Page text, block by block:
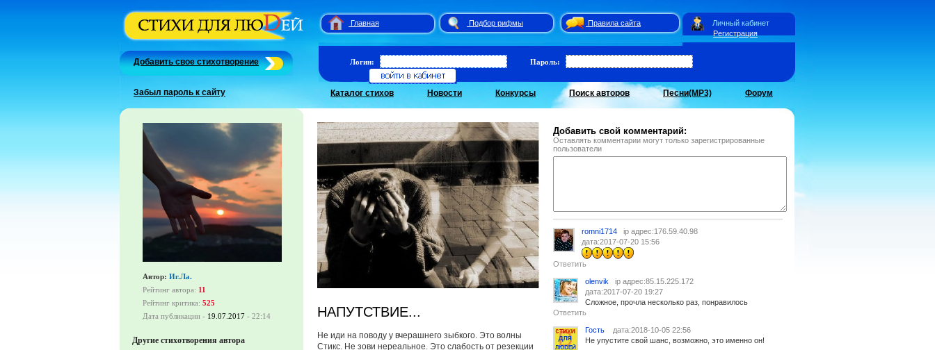
Главная Подбор рифмы
Правила сайта
Регистрация
Личный кабинет
Добавить свое стихотворение
Забыл пароль к сайту
Логин: Пароль:
Каталог стихов Новости Конкурсы Поиск авторов Песни(MP3) Форум
Автор: Иг.Ла.
Рейтинг автора: 11
Рейтинг критика: 525
Дата публикации - 19.07.2017 - 22:14
Другие стихотворения автора
НАПУТСТВИЕ...
Не иди на поводу у вчерашнего зыбкого. Это волны
Стикс. Не зови нереальное. Это слабость от резекции
Добавить свой комментарий:
Оставлять комментарии могут только зарегистрированные
пользователи
romni1714
ip адрес:176.59.40.98
дата:2017-07-20 15:56
Ответить
olenvik
ip адрес:85.15.225.172
дата:2017-07-20 19:27
Сложное, прочла несколько раз, понравилось
Ответить
Гость
дата:2018-10-05 22:56
Не упустите свой шанс, возможно, это именно он!